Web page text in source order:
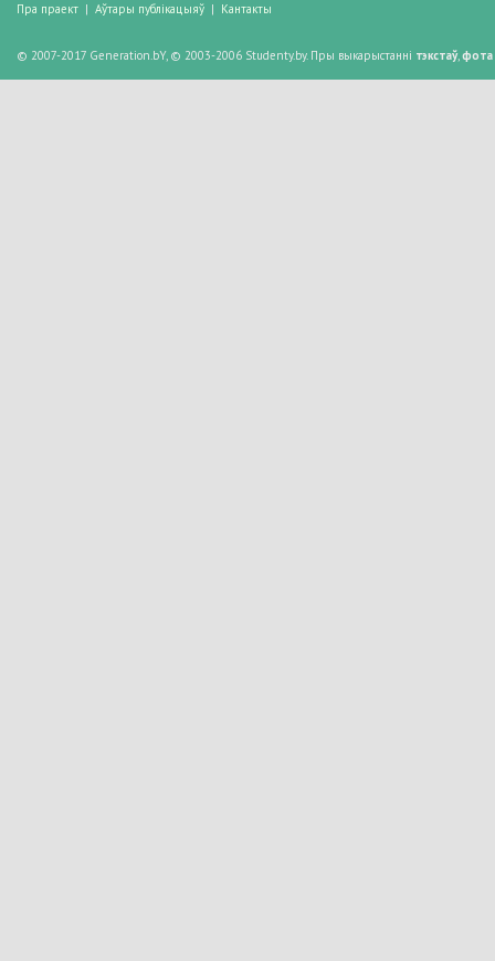
Пра праект | Аўтары публікацыяў | Кантакты
© 2007-2017 Generation.bY, © 2003-2006 Studenty.by. Пры выкарыстанні тэкстаў,фота